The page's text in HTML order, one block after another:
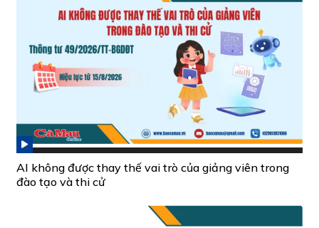
AI không được thay thế vai trò của giảng viên trong
đào tạo và thi cử